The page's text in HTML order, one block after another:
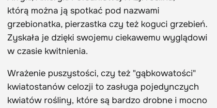
którą można ją spotkać pod nazwami
grzebionatka, pierzastka czy też koguci grzebień.
Zyskała je dzięki swojemu ciekawemu wyglądowi
w czasie kwitnienia.
Wrażenie puszystości, czy też "gąbkowatości"
kwiatostanów celozji to zasługa pojedynczych
kwiatów rośliny, które są bardzo drobne i mocno